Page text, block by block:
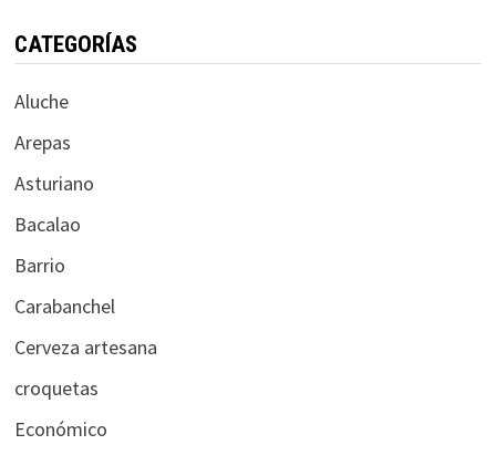
CATEGORÍAS
Aluche
Arepas
Asturiano
Bacalao
Barrio
Carabanchel
Cerveza artesana
croquetas
Económico